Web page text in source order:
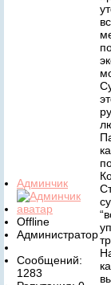
Админчик
Offline
Администратор
Сообщений:
1283